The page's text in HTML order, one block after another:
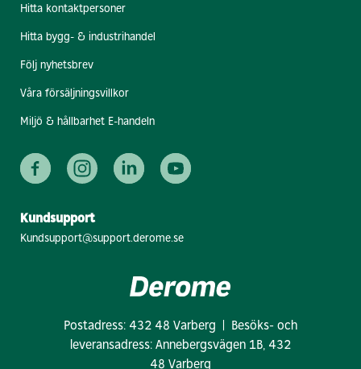
Hitta kontaktpersoner
Hitta bygg- & industrihandel
Följ nyhetsbrev
Våra försäljningsvillkor
Miljö & hållbarhet E-handeln
Kundsupport
Kundsupport@support.derome.se
Postadress: 432 48 Varberg | Besöks- och
leveransadress: Annebergsvägen 1B, 432
48 Varberg